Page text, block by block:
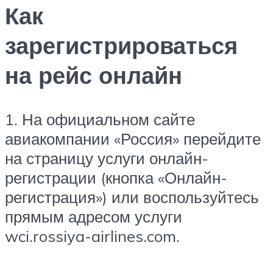
Как
зарегистрироваться
на рейс онлайн
1. На официальном сайте
авиакомпании «Россия» перейдите
на страницу услуги онлайн-
регистрации (кнопка «Онлайн-
регистрация») или воспользуйтесь
прямым адресом услуги
wci.rossiya-airlines.com.